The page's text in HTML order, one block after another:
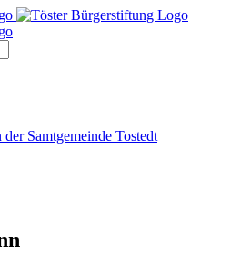
der Samtgemeinde Tostedt